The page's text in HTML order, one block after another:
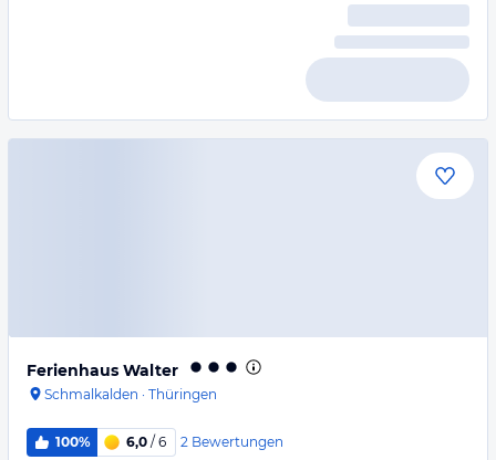
Ferienhaus Walter
Schmalkalden · Thüringen
100% 6,0 / 6 2 Bewertungen